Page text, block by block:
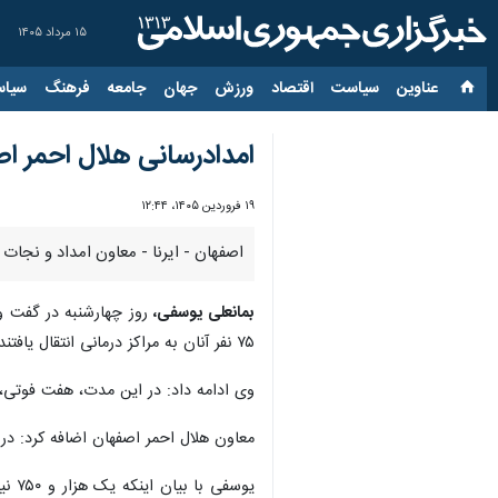
۱۵ مرداد ۱۴۰۵
عناوین‌ سیاست اقتصاد ورزش جهان جامعه فرهنگ
امدادرسانی هلال احمر اصفهان به ۳۴۲ حادثه
۱۹ فروردین ۱۴۰۵، ۱۲:۴۴